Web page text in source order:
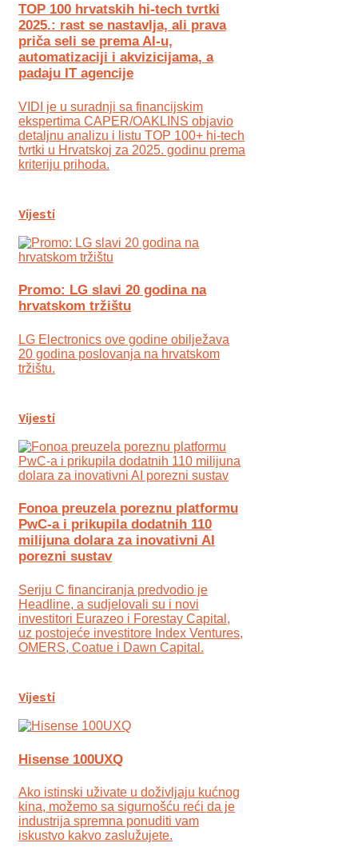
TOP 100 hrvatskih hi-tech tvrtki
2025.: rast se nastavlja, ali prava
priča seli se prema AI-u,
automatizaciji i akvizicijama, a
padaju IT agencije
VIDI je u suradnji sa financijskim
ekspertima CAPER/OAKLINS objavio
detaljnu analizu i listu TOP 100+ hi-tech
tvrtki u Hrvatskoj za 2025. godinu prema
kriteriju prihoda.
Vijesti
Promo: LG slavi 20 godina na
hrvatskom tržištu
LG Electronics ove godine obilježava
20 godina poslovanja na hrvatskom
tržištu.
Vijesti
Fonoa preuzela poreznu platformu
PwC-a i prikupila dodatnih 110
milijuna dolara za inovativni AI
porezni sustav
Seriju C financiranja predvodio je
Headline, a sudjelovali su i novi
investitori Eurazeo i Forestay Capital,
uz postojeće investitore Index Ventures,
OMERS, Coatue i Dawn Capital.
Vijesti
Hisense 100UXQ
Ako istinski uživate u doživljaju kućnog
kina, možemo sa sigurnošću reći da je
industrija spremna ponuditi vam
iskustvo kakvo zaslužujete.